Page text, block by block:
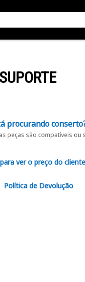
procurando
peças são compatíveis
ver o preço do cliente
Política de Devolução